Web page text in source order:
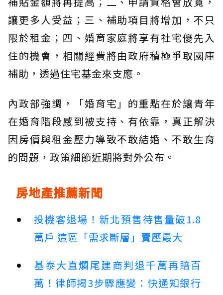
讓更多人受益；三、補助項目將增加，不只
限於租金；四、婚育家庭將享有社宅優先入
住的機會，相關經費將由政府積極爭取國庫
補助，透過住宅基金來支應。
內政部強調，「婚育宅」的重點在於讓青年
在婚育階段感到被支持、有依靠，真正解決
因房價與租金壓力導致不敢結婚、不敢生育
的問題，政策細節近期將對外公布。
房地產推薦新聞
投機客退場！新北預售待售量破1.8
萬戶 這區「需求斷層」賣壓最大
基泰大直爛尾建商判退千萬再賠百
萬！律師揭3步驟應變：快通知銀行